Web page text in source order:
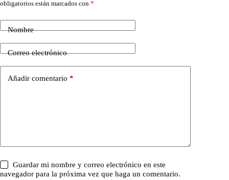
obligatorios están marcados con *
Nombre
Correo electrónico
Añadir comentario *
Guardar mi nombre y correo electrónico en este
navegador para la próxima vez que haga un comentario.